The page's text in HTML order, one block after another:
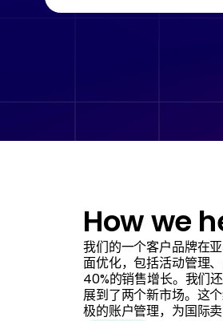
How we
我们的一个客户品牌在
面优化，包括活动管理
40%的销售增长。我们
展到了两个新市场。这
极的账户管理，为国际